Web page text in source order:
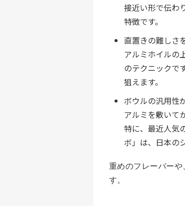
接近い形で伝わ
特徴です。
直置きの難しさ
アルミホイルの
のテクニックで
狙えます。
ボウルの汎用性
アルミを敷いて
特に、最近人気
ボ」は、日本の
重めのフレーバー
す。